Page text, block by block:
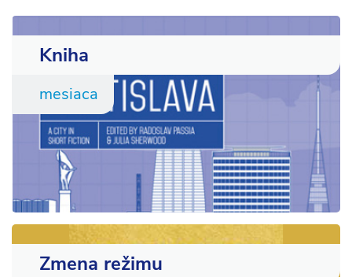
Kniha
mesiaca
Zmena režimu